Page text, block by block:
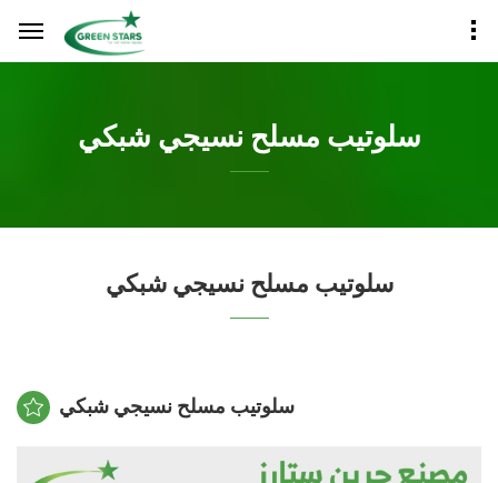
سلوتيب مسلح نسيجي شبكي
سلوتيب مسلح نسيجي شبكي
سلوتيب مسلح نسيجي شبكي